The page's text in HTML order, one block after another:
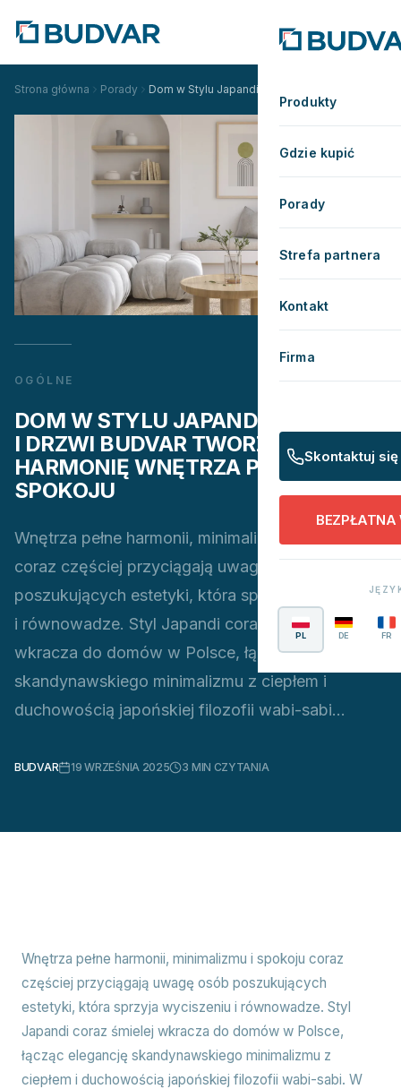
Produkty
Gdzie kupić
Porady
Strefa partnera
Kontakt
Firma
Skontaktuj
BEZPŁATNA
PL DE FR
Strona główna Porady Dom w Stylu Japandi: Jak Okna i Drzwi Budvar
OGÓLNE
DOM W STYLU JAPANDI: JAK OKNA
I DRZWI BUDVAR TWORZĄ
HARMONIĘ WNĘTRZA PEŁNEGO
SPOKOJU
Wnętrza pełne harmonii, minimalizmu i spokoju
coraz częściej przyciągają uwagę osób
poszukujących estetyki, która sprzyja wyciszeniu
i równowadze. Styl Japandi coraz śmielej
wkracza do domów w Polsce, łącząc elegancję
skandynawskiego minimalizmu z ciepłem i
duchowością japońskiej filozofii wabi-sabi...
BUDVAR 19 WRZEŚNIA 2025 3 MIN CZYTANIA
Wnętrza pełne harmonii, minimalizmu i spokoju coraz
częściej przyciągają uwagę osób poszukujących
estetyki, która sprzyja wyciszeniu i równowadze. Styl
Japandi coraz śmielej wkracza do domów w Polsce,
łącząc elegancję skandynawskiego minimalizmu z
ciepłem i duchowością japońskiej filozofii wabi-sabi. W